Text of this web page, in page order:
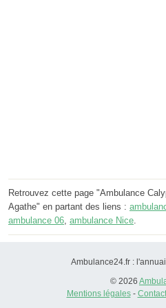
Retrouvez cette page "Ambulance
Agathe" en partant des liens :
ambulance 06, ambulance Nice.
Ambulance24.fr :
© 2026
Mentions légales- Contact